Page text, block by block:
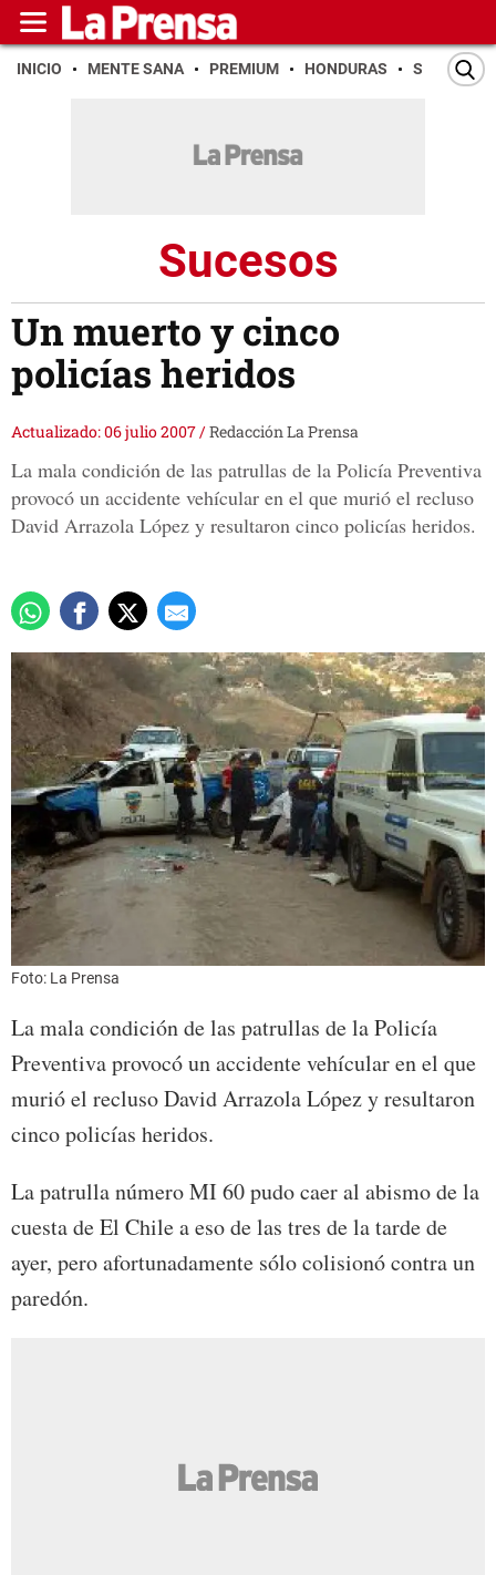
INICIO MENTE SANA PREMIUM HONDURAS SAN PEDRO
Sucesos
Un muerto y cinco
policías heridos
Actualizado: 06 julio 2007/Redacción La Prensa
La mala condición de las patrullas de la Policía Preventiva
provocó un accidente vehícular en el que murió el recluso
David Arrazola López y resultaron cinco policías heridos.
Foto: La Prensa
La mala condición de las patrullas de la Policía
Preventiva provocó un accidente vehícular en el que
murió el recluso David Arrazola López y resultaron
cinco policías heridos.
La patrulla número MI 60 pudo caer al abismo de la
cuesta de El Chile a eso de las tres de la tarde de
ayer, pero afortunadamente sólo colisionó contra un
paredón.